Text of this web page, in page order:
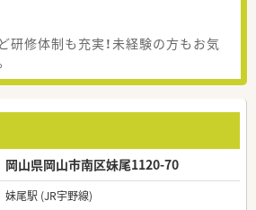
研修体制も充実！未経験の方もお気
岡山県岡山市南区妹尾1120-70
妹尾駅 (JR宇野線)